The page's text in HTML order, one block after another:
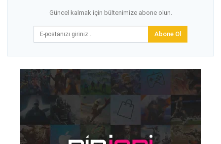
Güncel kalmak için bültenimize abone olun.
Abone Ol